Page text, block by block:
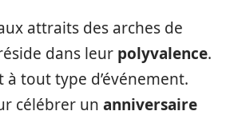
attraits des arches de
dans leur polyvalence.
à tout type d’événement.
célébrer un anniversaire